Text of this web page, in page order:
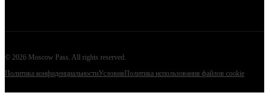
© 2026 Moscow Pass. All rights reserved.
Политика конфиденциальностиУсловияПолитика использования файлов cookie